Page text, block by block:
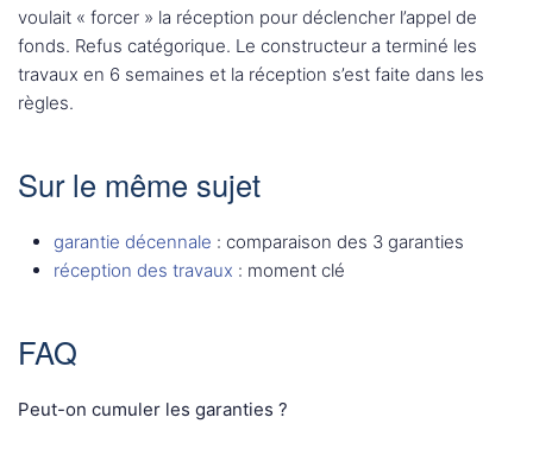
voulait « forcer » la réception pour déclencher l’appel de
fonds. Refus catégorique. Le constructeur a terminé les
travaux en 6 semaines et la réception s’est faite dans les
règles.
Sur le même sujet
garantie décennale : comparaison des 3 garanties
réception des travaux : moment clé
FAQ
Peut-on cumuler les garanties ?